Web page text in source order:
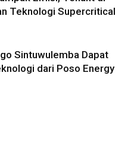
Teknologi Supercritical
Sintuwulemba Dapat
dari Poso Energy